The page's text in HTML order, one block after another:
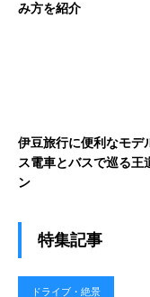
み方を紹介
伊豆旅行に便利なモデ
ス電車とバスで巡る王
ン
特集記事
ドライブ・絶景